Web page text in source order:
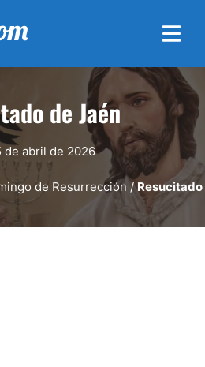
de Jaén
de abril de 2026
de Resurrección /Resucitado